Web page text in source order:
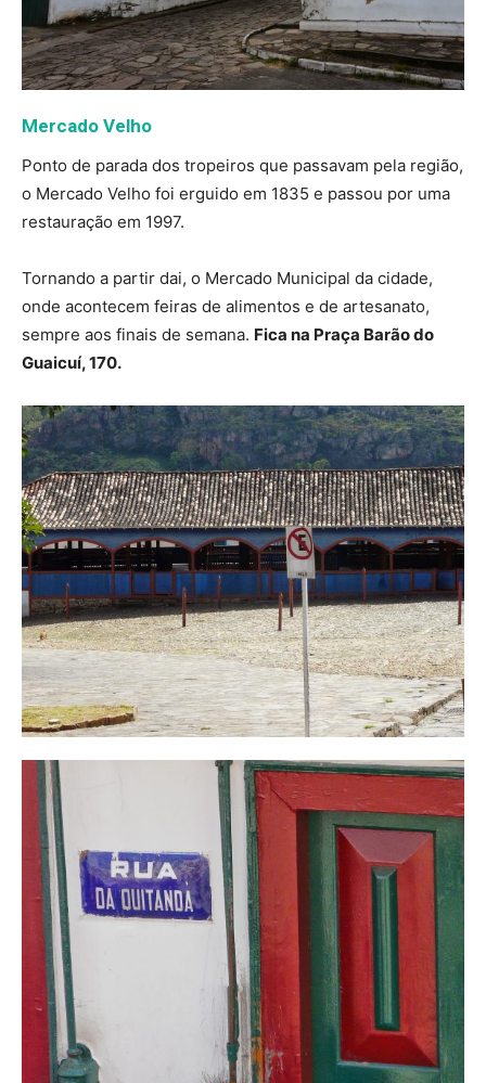
Mercado Velho
Ponto de parada dos tropeiros que passavam pela região,
o Mercado Velho foi erguido em 1835 e passou por uma
restauração em 1997.
Tornando a partir dai, o Mercado Municipal da cidade,
onde acontecem feiras de alimentos e de artesanato,
sempre aos finais de semana. Fica na Praça Barão do
Guaicuí, 170.